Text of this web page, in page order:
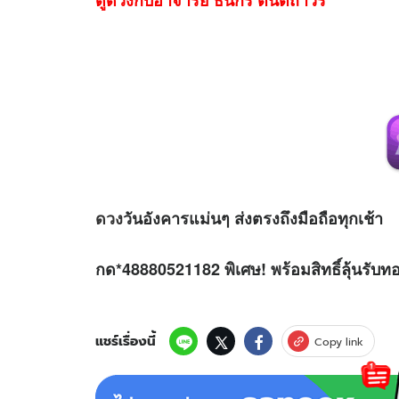
ดวงวันอังคารแม่นๆ ส่งตรงถึงมือถือทุกเช้า
กด*48880521182 พิเศษ! พร้อมสิทธิ์ลุ้นรับท
แชร์เรื่องนี้ Copy link